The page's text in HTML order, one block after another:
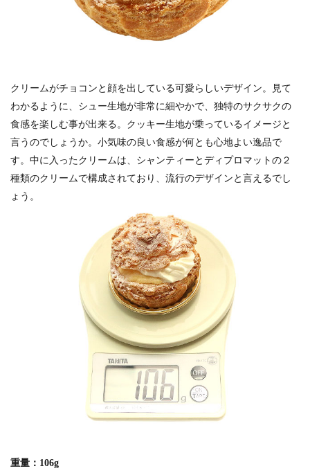
クリームがチョコンと顔を出している可愛らしいデザイン。見て
わかるように、シュー生地が非常に細やかで、独特のサクサクの
食感を楽しむ事が出来る。クッキー生地が乗っているイメージと
言うのでしょうか。小気味の良い食感が何とも心地よい逸品で
す。中に入ったクリームは、シャンティーとディプロマットの２
種類のクリームで構成されており、流行のデザインと言えるでし
ょう。
重量：106g